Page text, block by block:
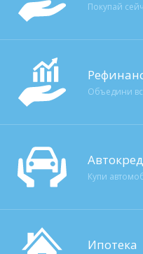
Покупай
Объедини
Купи
Ипотека